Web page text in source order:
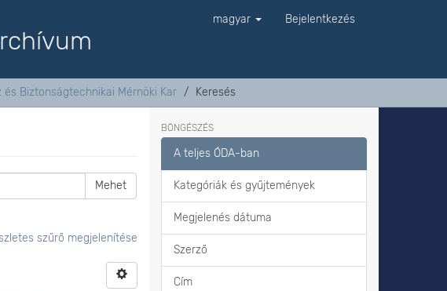
magyar Bejelentkezés
és Biztonságtechnikai Mérnöki Kar Keresés
Mehet
szűrő megjelenítése
BÖNGÉSZÉS
A teljes ÓDA-ban
Kategóriák és gyűjtemények
Megjelenés dátuma
Szerző
Cím